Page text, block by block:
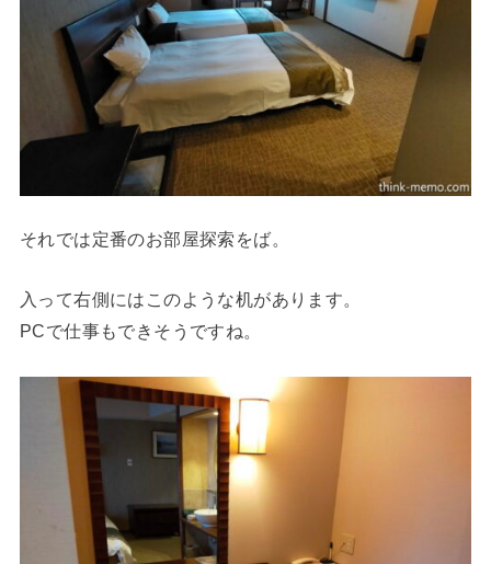
それでは定番のお部屋探索をば。
入って右側にはこのような机があります。
PCで仕事もできそうですね。